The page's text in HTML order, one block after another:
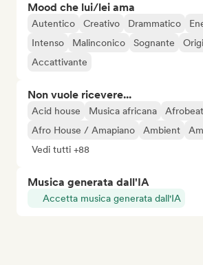
Mood che lui/lei ama
Autentico Creativo Drammatico
Intenso
Malinconico Sognante
Accattivante
Non vuole ricevere...
Acid house Musica africana
Afro House / Amapiano
Ambient
Vedi tutti +88
Musica generata dall'IA
Accetta musica generata dall'IA